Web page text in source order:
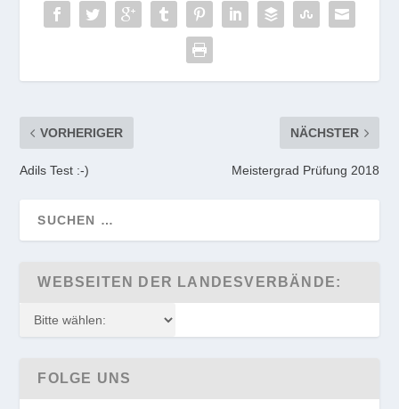
VORHERIGER
Adils Test :-)
NÄCHSTER
Meistergrad Prüfung 2018
WEBSEITEN DER LANDESVERBÄNDE:
FOLGE UNS